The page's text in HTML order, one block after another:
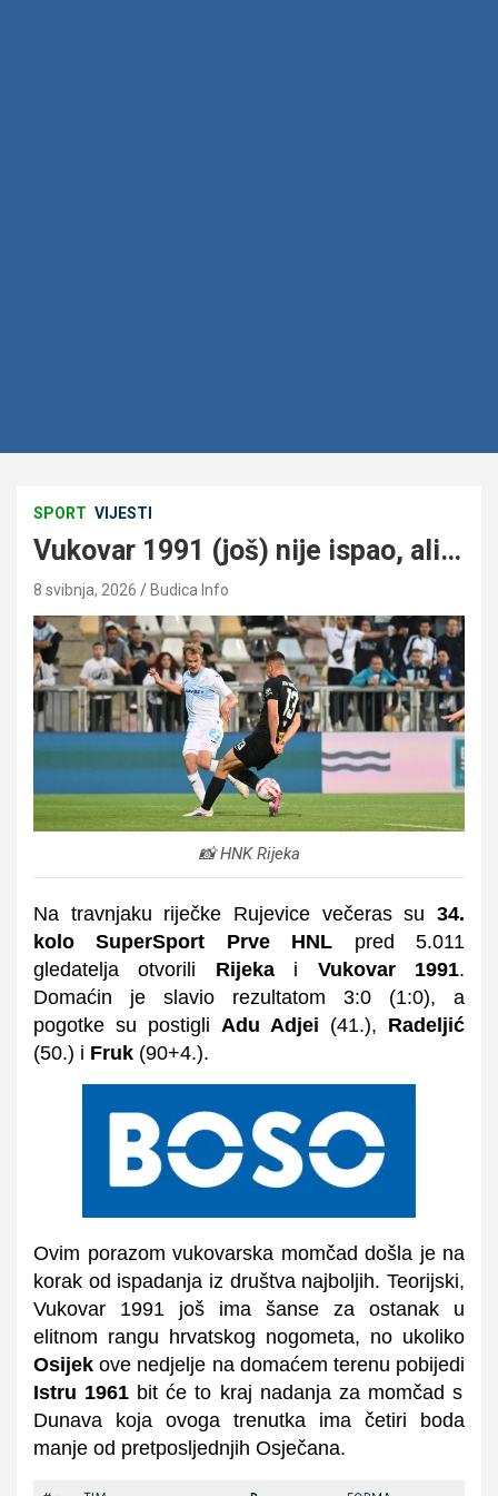
SPORT VIJESTI
Vukovar 1991 (još) nije ispao, ali…
8 svibnja, 2026 Budica Info
📸 HNK Rijeka
Na travnjaku riječke Rujevice večeras su 34.
kolo SuperSport Prve HNL pred 5.011
gledatelja otvorili Rijekai Vukovar 1991.
Domaćin je slavio rezultatom 3:0 (1:0), a
pogotke su postigli Adu Adjei (41.), Radeljić
(50.) i Fruk (90+4.).
Ovim porazom vukovarska momčad došla je na
korak od ispadanja iz društva najboljih. Teorijski,
Vukovar 1991 još ima šanse za ostanak u
elitnom rangu hrvatskog nogometa, no ukoliko
Osijek ove nedjelje na domaćem terenu pobijedi
Istru 1961 bit će to kraj nadanja za momčad s
Dunava koja ovoga trenutka ima četiri boda
manje od pretposljednjih Osječana.